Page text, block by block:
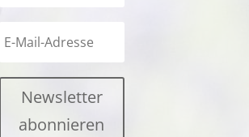
Newsletter
abonnieren